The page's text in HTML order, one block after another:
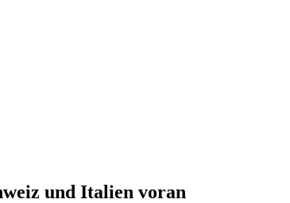
und Italien voran